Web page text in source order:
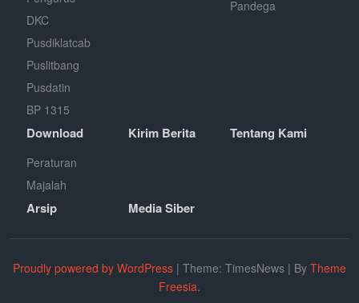
DKC
Pusdiklatcab
Puslitbang
Pusdatin
BP 1315
Pandega
Download
Peraturan
Majalah
Kirim Berita Tentang Kami
Arsip Media Siber
Proudly powered by WordPress | Theme: TimesNews | By Theme
Freesia.